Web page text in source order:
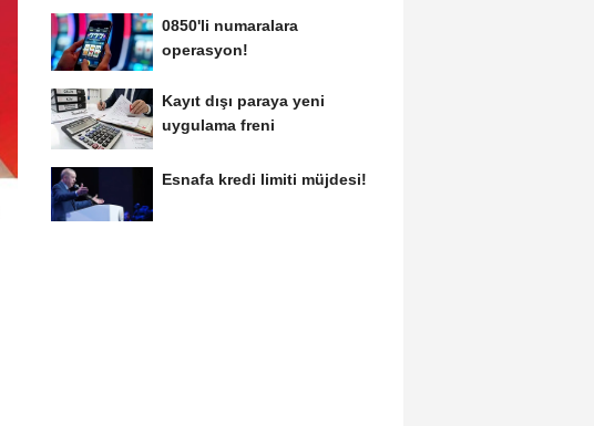
0850'li numaralara
operasyon!
Kayıt dışı paraya yeni
uygulama freni
Esnafa kredi limiti müjdesi!